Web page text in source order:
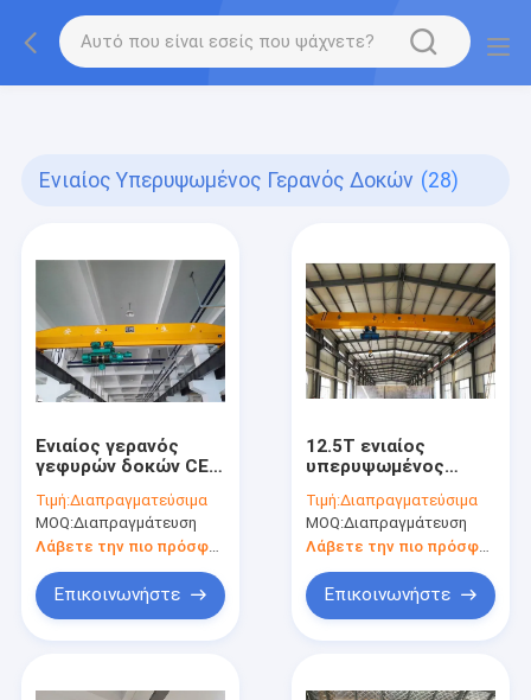
gtag('config', 'G-QWE9HWC3PF', {cookie_flags:
"SameSite=None;Secure"});
Ενιαίος Υπερυψωμένος Γερανός Δοκών (28)
Ενιαίος γερανός
γεφυρών δοκών CE
Τιμή:Διαπραγματεύσιμα
MOQ:Διαπραγμάτευση
Λάβετε την πιο πρόσφατη τιμή
Επικοινωνήστε
12.5T ενιαίος
υπερυψωμένος
Τιμή:Διαπραγματεύσιμα
MOQ:Διαπραγμάτευση
Επικοινωνήστε